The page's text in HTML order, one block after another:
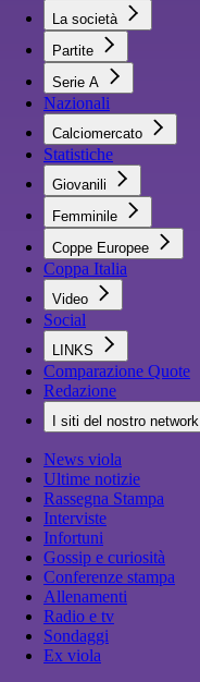
La società
Partite
Serie A
Nazionali
Calciomercato
Statistiche
Giovanili
Femminile
Coppe Europee
Coppa Italia
Video
Social
LINKS
Comparazione Quote
Redazione
I siti del nostro network
News viola
Ultime notizie
Rassegna Stampa
Interviste
Infortuni
Gossip e curiosità
Conferenze stampa
Allenamenti
Radio e tv
Sondaggi
Ex viola